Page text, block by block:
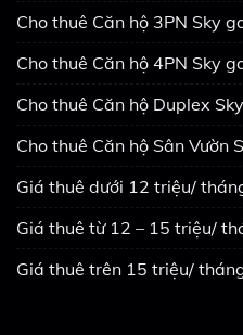
Cho thuê Căn hộ 3PN Sky
Cho thuê Căn hộ 4PN Sky
Cho thuê Căn hộ Duplex
Cho thuê Căn hộ Sân Vườn
Giá thuê dưới 12 triệu/
Giá thuê từ 12 – 15 triệu/
Giá thuê trên 15 triệu/